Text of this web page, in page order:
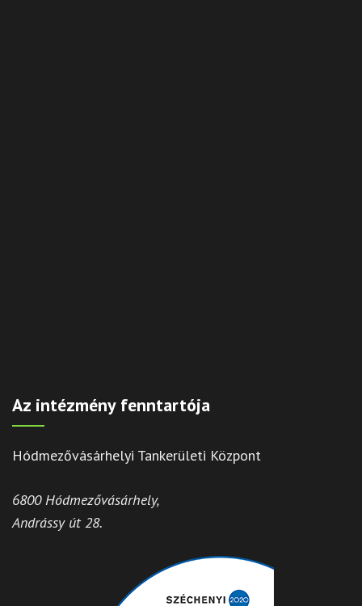
Az intézmény fenntartója
Hódmezővásárhelyi Tankerületi Központ
6800 Hódmezővásárhely,
Andrássy út 28.